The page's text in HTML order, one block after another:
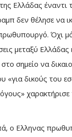
Ελλάδας έναντι
δεν θέλησε να
Όχι
μεταξύ Ελλάδας
σημείο να
«για δικούς του
ο Ελληνας